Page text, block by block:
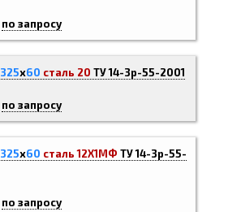
по запросу
325х60 сталь 20 ТУ 14-3р-55-2001
по запросу
325х60 сталь 12Х1МФ ТУ 14-3р-55-
по запросу